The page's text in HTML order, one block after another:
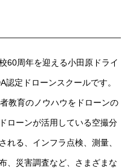
60周年を迎える小田原ドライ
認定ドローンスクールです。
教育のノウハウをドローンの
ローンが活用している空撮分
れる、インフラ点検、測量、
、災害調査など、さまざまな